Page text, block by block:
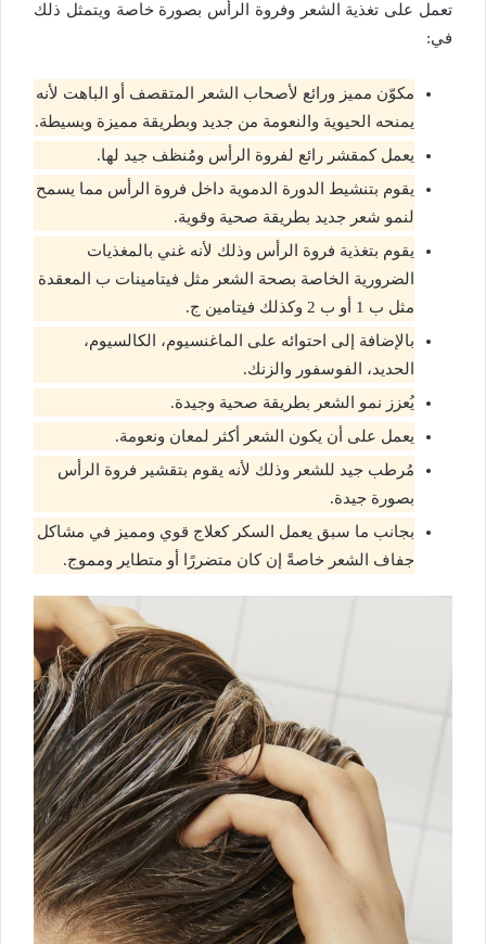
تعمل على تغذية الشعر وفروة الرأس بصورة خاصة ويتمثل ذلك
في:
مكوّن مميز ورائع لأصحاب الشعر المتقصف أو الباهت لأنه
يمنحه الحيوية والنعومة من جديد وبطريقة مميزة وبسيطة.
يعمل كمقشر رائع لفروة الرأس ومُنظف جيد لها.
يقوم بتنشيط الدورة الدموية داخل فروة الرأس مما يسمح
لنمو شعر جديد بطريقة صحية وقوية.
يقوم بتغذية فروة الرأس وذلك لأنه غني بالمغذيات
الضرورية الخاصة بصحة الشعر مثل فيتامينات ب المعقدة
مثل ب 1 أو ب 2 وكذلك فيتامين ج.
بالإضافة إلى احتوائه على الماغنسيوم، الكالسيوم،
الحديد، الفوسفور والزنك.
يُعزز نمو الشعر بطريقة صحية وجيدة.
يعمل على أن يكون الشعر أكثر لمعان ونعومة.
مُرطب جيد للشعر وذلك لأنه يقوم بتقشير فروة الرأس
بصورة جيدة.
بجانب ما سبق يعمل السكر كعلاج قوي ومميز في مشاكل
جفاف الشعر خاصةً إن كان متضررًا أو متطاير ومموج.